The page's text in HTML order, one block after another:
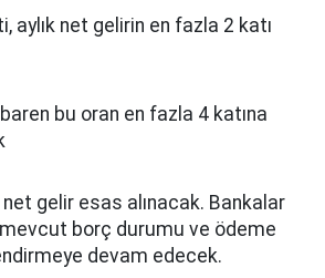
aylık net gelirin en fazla 2 katı
bu oran en fazla 4 katına
gelir esas alınacak. Bankalar
mevcut borç durumu ve ödeme
devam edecek.